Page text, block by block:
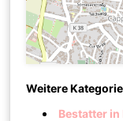
Weitere
Bestatter